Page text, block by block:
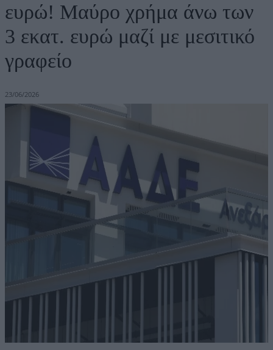
ευρώ! Μαύρο χρήμα άνω των
3 εκατ. ευρώ μαζί με μεσιτικό
γραφείο
23/06/2026